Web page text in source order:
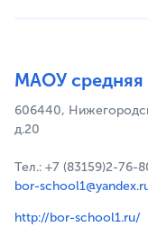
МАОУ
606440,
д.20
Тел.: +7 (83159)2-76-
bor-
http://bor-school1.ru/